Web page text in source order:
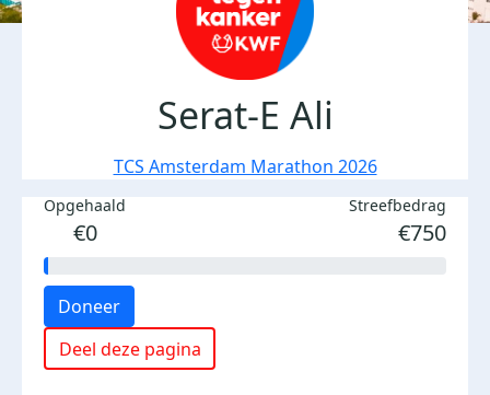
Serat-E Ali
TCS Amsterdam Marathon 2026
Opgehaald
€0
Streefbedrag
€750
Doneer
Deel deze pagina